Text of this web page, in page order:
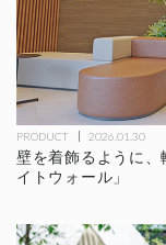
PRODUCT 2026.01.30
壁を着飾るように、
イトウォール」